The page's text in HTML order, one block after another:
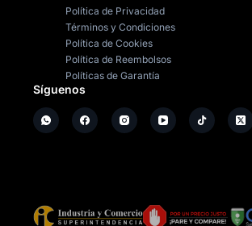
Política de Privacidad
Términos y Condiciones
Política de Cookies
Política de Reembolsos
Políticas de Garantía
Síguenos